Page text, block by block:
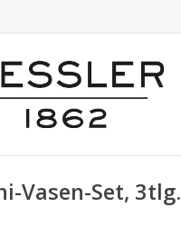
Vasen-Set, 3tlg.